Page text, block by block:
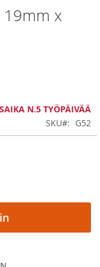
19mm x
N.5 TYÖPÄIVÄÄ
SKU
G52